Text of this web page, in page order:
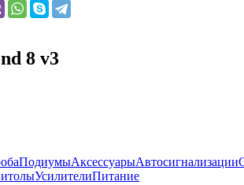
8 v3
ПодиумыАксессуарыАвтосигнализации
УсилителиПитание